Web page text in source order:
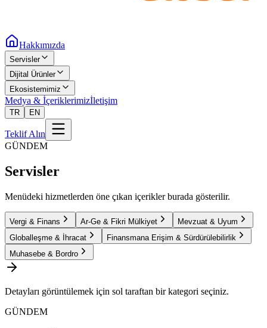
Hakkımızda
Servisler
Dijital Ürünler
Ekosistemimiz
Medya & İçeriklerimizİletişim
TR EN
Teklif Alın
GÜNDEM
Servisler
Menüdeki hizmetlerden öne çıkan içerikler burada gösterilir.
Vergi & Finans Ar-Ge & Fikri Mülkiyet
Mevzuat & Uyum
Globalleşme & İhracat
Finansmana Erişim & Sürdürülebilirlik
Muhasebe & Bordro
Detayları görüntülemek için sol taraftan bir kategori seçiniz.
GÜNDEM